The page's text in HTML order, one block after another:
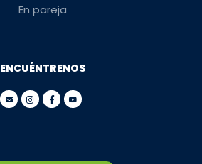
En pareja
ENCUÉNTRENOS